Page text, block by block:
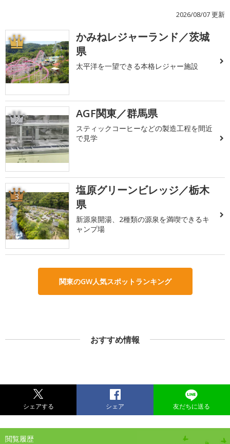
2026/08/07 更新
1
かみねレジャーランド／茨城
県
太平洋を一望できる本格レジャー施設
2 AGF関東／群馬県
スティックコーヒーなどの製造工程を間近
で見学
3
塩原グリーンビレッジ／栃木
県
新源泉開湯、2種類の源泉を満喫できるキ
ャンプ場
関東のGW人気スポットランキング
おすすめ情報
シェアする シェア 友だちに送る
閲覧履歴